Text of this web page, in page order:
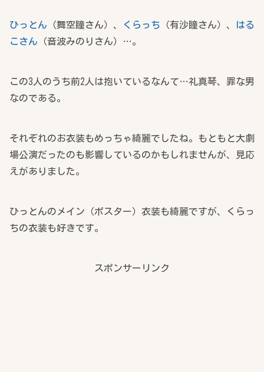
ひっとん （舞空瞳さん）、 くらっち （有沙瞳さん）、
はる
こさん （音波みのりさん）…。
この3人のうち前2人は抱いているなんて…礼真琴、罪な男
なのである。
それぞれのお衣装もめっちゃ綺麗でしたね。もともと大劇
場公演だったのも影響しているのかもしれませんが、見応
えがありました。
ひっとんのメイン（ポスター）衣装も綺麗ですが、くらっ
ちの衣装も好きです。
スポンサーリンク